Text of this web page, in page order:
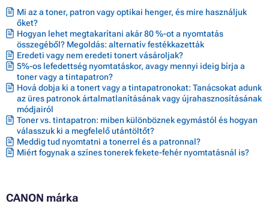
Patron CANON PIXMA MX375
Patron CANON PIXMA MX390 SERIES
Patron CANON PIXMA MX395
Patron CANON PIXMA MX430 SERIES
Patron CANON PIXMA MX432
Patron CANON PIXMA MX435
Patron CANON PIXMA MX450 SERIES
Patron CANON PIXMA MX454
Patron CANON PIXMA MX455
Patron CANON PIXMA MX470
Patron CANON PIXMA MX470 SERIES
Patron CANON PIXMA MX472
Patron CANON PIXMA MX475
Patron CANON PIXMA MX524
Mi az a toner, patron vagy optikai henger, és mire használjuk
őket?
Hogyan lehet megtakarítani akár 80 %-ot a nyomtatás
összegéből? Megoldás: alternatív festékkazetták
Eredeti vagy nem eredeti tonert vásároljak?
5%-os lefedettség nyomtatáskor, avagy mennyi ideig bírja a
toner vagy a tintapatron?
Hová dobja ki a tonert vagy a tintapatronokat: Tanácsokat adunk
az üres patronok ártalmatlanításának vagy újrahasznosításának
módjairól
Toner vs. tintapatron: miben különböznek egymástól és hogyan
válasszuk ki a megfelelő utántöltőt?
Meddig tud nyomtatni a tonerrel és a patronnal?
Miért fogynak a színes tonerek fekete-fehér nyomtatásnál is?
CANON márka